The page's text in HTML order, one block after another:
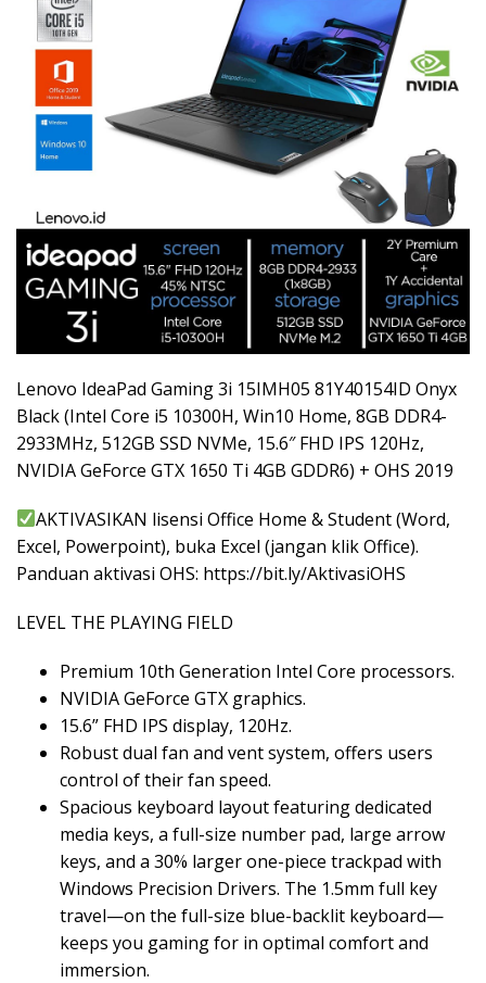
Lenovo IdeaPad Gaming 3i 15IMH05 81Y40154ID Onyx
Black (Intel Core i5 10300H, Win10 Home, 8GB DDR4-
2933MHz, 512GB SSD NVMe, 15.6″ FHD IPS 120Hz,
NVIDIA GeForce GTX 1650 Ti 4GB GDDR6) + OHS 2019
AKTIVASIKAN lisensi Office Home & Student (Word,
Excel, Powerpoint), buka Excel (jangan klik Office).
Panduan aktivasi OHS: https://bit.ly/AktivasiOHS
LEVEL THE PLAYING FIELD
Premium 10th Generation Intel Core processors.
NVIDIA GeForce GTX graphics.
15.6” FHD IPS display, 120Hz.
Robust dual fan and vent system, offers users
control of their fan speed.
Spacious keyboard layout featuring dedicated
media keys, a full-size number pad, large arrow
keys, and a 30% larger one-piece trackpad with
Windows Precision Drivers. The 1.5mm full key
travel—on the full-size blue-backlit keyboard—
keeps you gaming for in optimal comfort and
immersion.